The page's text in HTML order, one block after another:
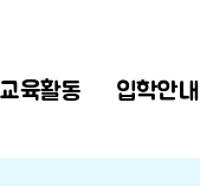
교육활동 입학안내